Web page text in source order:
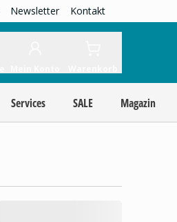
Newsletter Kontakt
Services SALE Magazin